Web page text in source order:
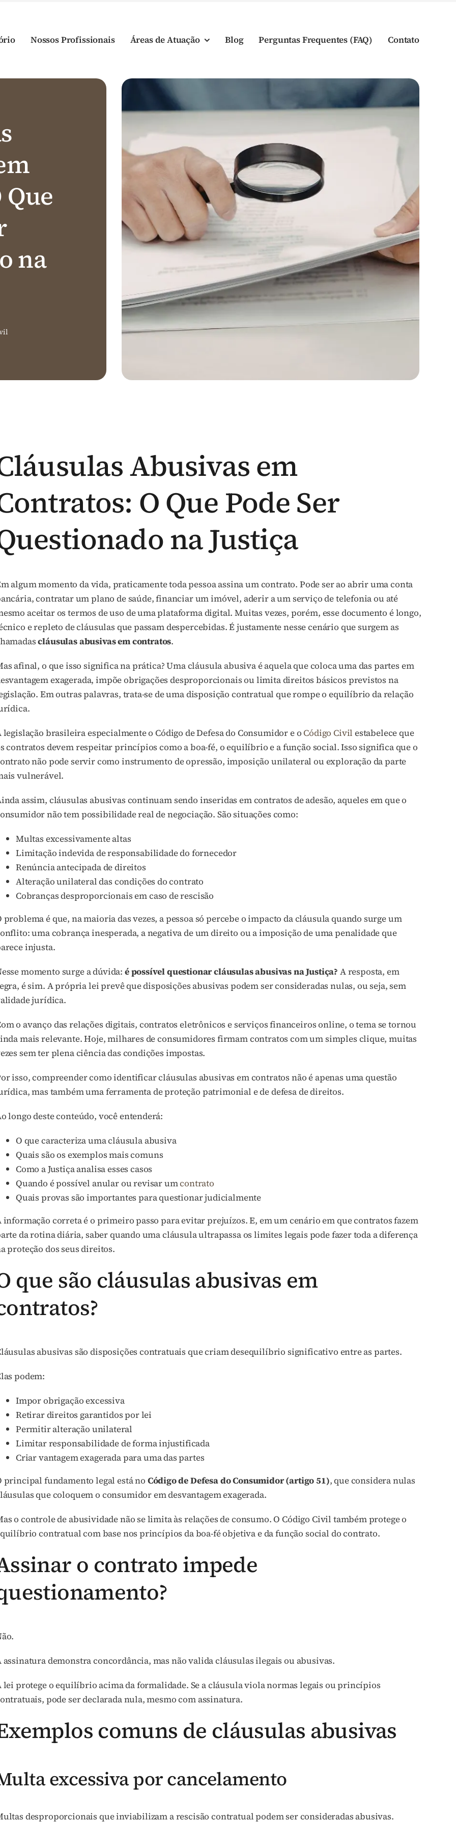
Nossos Profissionais Áreas de Atuação Blog Perguntas Frequentes (FAQ) Contato
na
Abusivas em
O Que Pode Ser
na Justiça
algum momento da vida, praticamente toda pessoa assina um contrato. Pode ser ao abrir uma conta
contratar um plano de saúde, financiar um imóvel, aderir a um serviço de telefonia ou até
aceitar os termos de uso de uma plataforma digital. Muitas vezes, porém, esse documento é longo,
e repleto de cláusulas que passam despercebidas. É justamente nesse cenário que surgem as
cláusulas abusivas em contratos.
afinal, o que isso significa na prática? Uma cláusula abusiva é aquela que coloca uma das partes em
exagerada, impõe obrigações desproporcionais ou limita direitos básicos previstos na
Em outras palavras, trata-se de uma disposição contratual que rompe o equilíbrio da relação
legislação brasileira especialmente o Código de Defesa do Consumidor e oCódigo Civil estabelece que
contratos devem respeitar princípios como a boa-fé, o equilíbrio e a função social. Isso significa que o
não pode servir como instrumento de opressão, imposição unilateral ou exploração da parte
vulnerável.
assim, cláusulas abusivas continuam sendo inseridas em contratos de adesão, aqueles em que o
não tem possibilidade real de negociação. São situações como:
Multas excessivamente altas
Limitação indevida de responsabilidade do fornecedor
Renúncia antecipada de direitos
Alteração unilateral das condições do contrato
Cobranças desproporcionais em caso de rescisão
problema é que, na maioria das vezes, a pessoa só percebe o impacto da cláusula quando surge um
uma cobrança inesperada, a negativa de um direito ou a imposição de uma penalidade que
injusta.
momento surge a dúvida: é possível questionar cláusulas abusivas na Justiça? A resposta, em
é sim. A própria lei prevê que disposições abusivas podem ser consideradas nulas, ou seja, sem
jurídica.
o avanço das relações digitais, contratos eletrônicos e serviços financeiros online, o tema se tornou
mais relevante. Hoje, milhares de consumidores firmam contratos com um simples clique, muitas
sem ter plena ciência das condições impostas.
isso, compreender como identificar cláusulas abusivas em contratos não é apenas uma questão
mas também uma ferramenta de proteção patrimonial e de defesa de direitos.
longo deste conteúdo, você entenderá:
O que caracteriza uma cláusula abusiva
Quais são os exemplos mais comuns
Como a Justiça analisa esses casos
Quando é possível anular ou revisar umcontrato
Quais provas são importantes para questionar judicialmente
informação correta é o primeiro passo para evitar prejuízos. E, em um cenário em que contratos fazem
da rotina diária, saber quando uma cláusula ultrapassa os limites legais pode fazer toda a diferença
proteção dos seus direitos.
que são cláusulas abusivas em
abusivas são disposições contratuais que criam desequilíbrio significativo entre as partes.
podem:
Impor obrigação excessiva
Retirar direitos garantidos por lei
Permitir alteração unilateral
Limitar responsabilidade de forma injustificada
Criar vantagem exagerada para uma das partes
principal fundamento legal está no Código de Defesa do Consumidor (artigo 51), que considera nulas
que coloquem o consumidor em desvantagem exagerada.
o controle de abusividade não se limita às relações de consumo. O Código Civil também protege o
contratual com base nos princípios da boa-fé objetiva e da função social do contrato.
o contrato impede
assinatura demonstra concordância, mas não valida cláusulas ilegais ou abusivas.
lei protege o equilíbrio acima da formalidade. Se a cláusula viola normas legais ou princípios
pode ser declarada nula, mesmo com assinatura.
comuns de cláusulas abusivas
excessiva por cancelamento
desproporcionais que inviabilizam a rescisão contratual podem ser consideradas abusivas.